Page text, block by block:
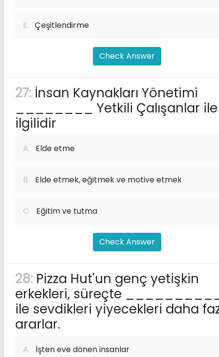
E. Çeşitlendirme
Check Answer
27: İnsan Kaynakları Yönetimi
________ Yetkili Çalışanlar ile
ilgilidir
A. Elde etme
B. Elde etmek, eğitmek ve motive etmek
C. Eğitim ve tutma
Check Answer
28: Pizza Hut'un genç yetişkin
erkekleri, süreçte
ile sevdikleri yiyecekleri daha
ararlar.
A. İşten eve dönen insanlar